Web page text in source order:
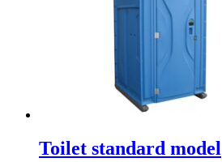
Toilet standard model